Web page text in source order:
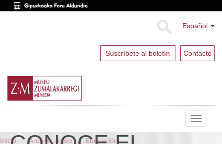
Español
Suscríbete al boletín Contacto
Toggle
Inicio Archivo activo
Educación